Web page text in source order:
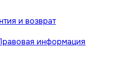
и возврат
информация